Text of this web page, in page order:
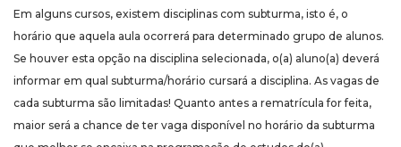
Em alguns cursos, existem disciplinas com subturma, isto é, o
horário que aquela aula ocorrerá para determinado grupo de alunos.
Se houver esta opção na disciplina selecionada, o(a) aluno(a) deverá
informar em qual subturma/horário cursará a disciplina. As vagas de
cada subturma são limitadas! Quanto antes a rematrícula for feita,
maior será a chance de ter vaga disponível no horário da subturma